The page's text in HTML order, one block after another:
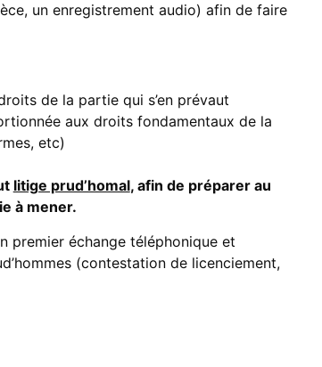
un enregistrement audio) afin de faire
de la partie qui s’en prévaut
aux droits fondamentaux de la
etc)
litige prud’homal, afin de préparer au
à mener.
premier échange téléphonique et
(contestation de licenciement,